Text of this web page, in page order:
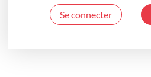
Se connecter